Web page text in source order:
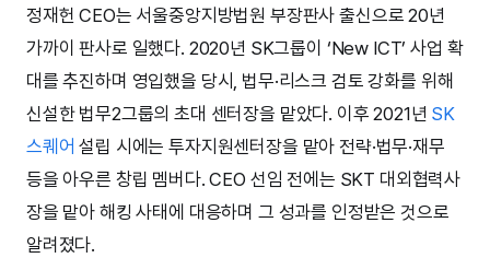
정재헌 CEO는 서울중앙지방법원 부장판사 출신으로 20년
가까이 판사로 일했다. 2020년 SK그룹이 ‘New ICT’ 사업 확
대를 추진하며 영입했을 당시, 법무·리스크 검토 강화를 위해
신설한 법무2그룹의 초대 센터장을 맡았다. 이후 2021년 SK
스퀘어 설립 시에는 투자지원센터장을 맡아 전략·법무·재무
등을 아우른 창립 멤버다. CEO 선임 전에는 SKT 대외협력사
장을 맡아 해킹 사태에 대응하며 그 성과를 인정받은 것으로
알려졌다.